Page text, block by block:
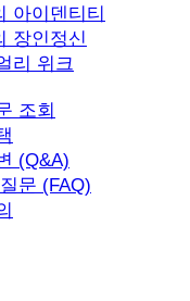
아이덴티티
장인정신
리 위크
조회
(Q&A)
문 (FAQ)